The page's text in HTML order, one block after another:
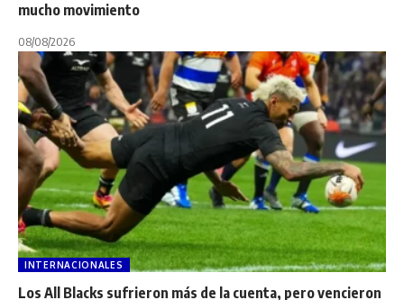
mucho movimiento
08/08/2026
INTERNACIONALES
Los All Blacks sufrieron más de la cuenta, pero vencieron